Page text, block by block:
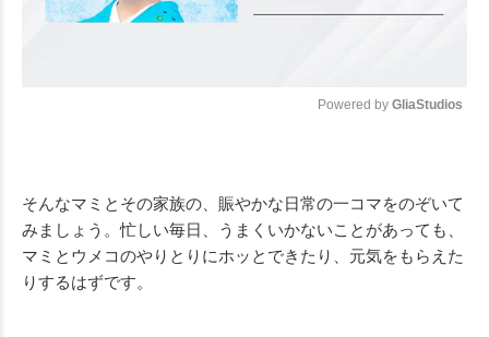
Powered by GliaStudios
そんなマミとその家族の、賑やかな日常の一コマをのぞいて
みましょう。忙しい毎日、うまくいかないことがあっても、
マミとウメコのやりとりにホッとできたり、元気をもらえた
りするはずです。